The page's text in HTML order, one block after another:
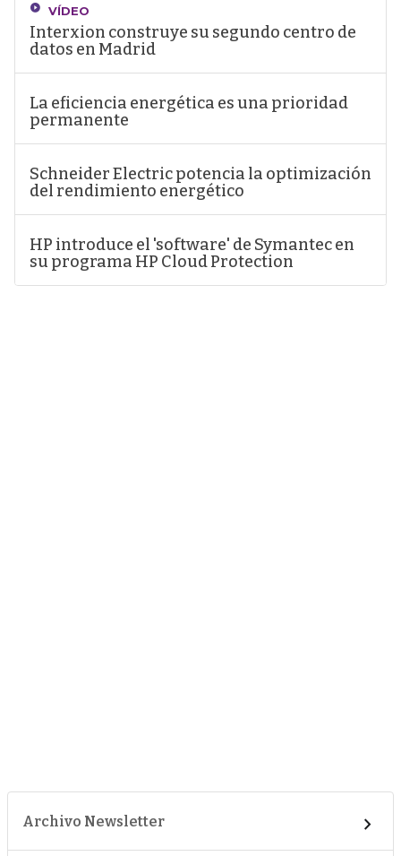
VÍDEO
Interxion construye su segundo centro de
datos en Madrid
La eficiencia energética es una prioridad
permanente
Schneider Electric potencia la optimización
del rendimiento energético
HP introduce el 'software' de Symantec en
su programa HP Cloud Protection
Archivo Newsletter